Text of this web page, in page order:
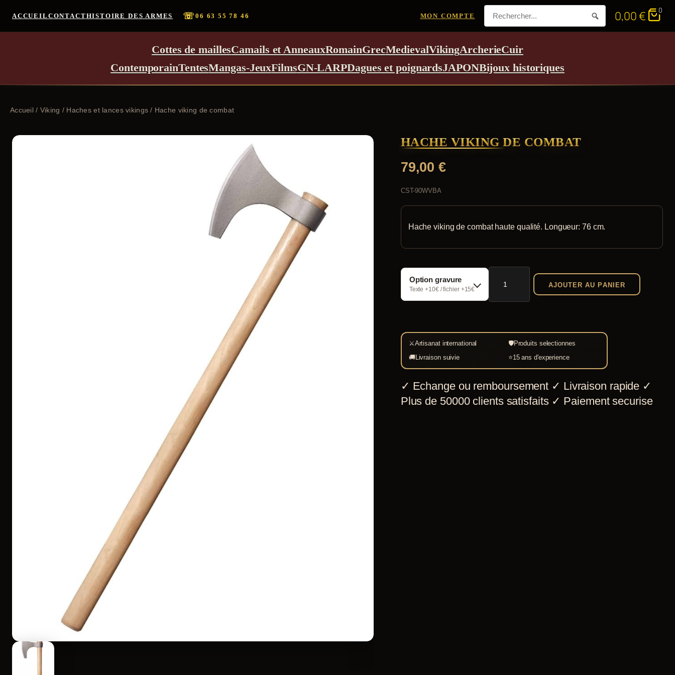
ACCUEIL CONTACTHISTOIRE DES ARMES ☏06 63 55 78 46 MON COMPTE 0,00€ 0
Cottes de maillesCamails et AnneauxRomainGrecMedievalVikingArcherieCuir
ContemporainTentesMangas-JeuxFilmsGN-LARPDagues et poignardsJAPONBijoux historiques
Accueil/ Viking / Haches et lances vikings / Hache viking de combat
HACHE VIKING DE COMBAT
79,00€
CST-90WVBA
Hache viking de combat haute qualité. Longueur: 76 cm.
Option gravure
Texte +10€ / fichier +15€
quantité
Hache
de
combat
AJOUTER AU PANIER
⚔Artisanat international 🛡Produits selectionnes
🚚Livraison suivie ⭐15 ans d'experience
✓ Echange ou remboursement ✓ Livraison rapide ✓
Plus de 50000 clients satisfaits ✓ Paiement securise